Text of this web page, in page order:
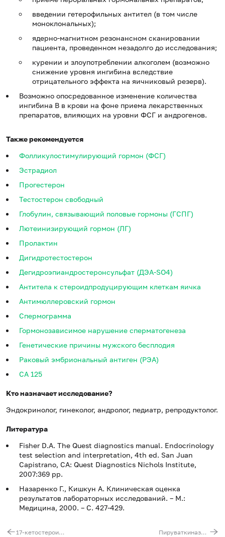
введении гетерофильных антител (в том числе
моноклональных);
ядерно-магнитном резонансном сканировании
пациента, проведенном незадолго до исследования;
курении и злоупотреблении алкоголем (возможно
снижение уровня ингибина вследствие
отрицательного эффекта на яичниковый резерв).
Возможно опосредованное изменение количества
ингибина В в крови на фоне приема лекарственных
препаратов, влияющих на уровни ФСГ и андрогенов.
Также рекомендуется
Фолликулостимулирующий гормон (ФСГ)
Эстрадиол
Прогестерон
Тестостерон свободный
Глобулин, связывающий половые гормоны (ГСПГ)
Лютеинизирующий гормон (ЛГ)
Пролактин
Дигидротестостерон
Дегидроэпиандростеронсульфат (ДЭА-SO4)
Антитела к стероидпродуцирующим клеткам яичка
Антимюллеровский гормон
Спермограмма
Гормонозависимое нарушение сперматогенеза
Генетические причины мужского бесплодия
Раковый эмбриональный антиген (РЭА)
CA 125
Кто назначает исследование?
Эндокринолог, гинеколог, андролог, педиатр, репродуктолог.
Литература
Fisher D.A. The Quest diagnostics manual. Endocrinology
test selection and interpretation, 4th ed. San Juan
Capistrano, CA: Quest Diagnostics Nichols Institute,
2007:369 pp.
Назаренко Г., Кишкун А. Клиническая оценка
результатов лабораторных исследований. – М.:
Медицина, 2000. – С. 427-429.
17-кетостероиды (17-КС) в моче Пируваткиназа (TM2)